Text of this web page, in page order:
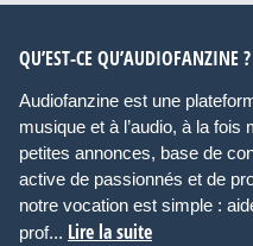
QU’EST-CE QU’AUDIOFANZINE ?
Audiofanzine est une
musique et à l’audio, à la
petites annonces, base de
active de passionnés et de
notre vocation est simple :
prof... Lire la suite